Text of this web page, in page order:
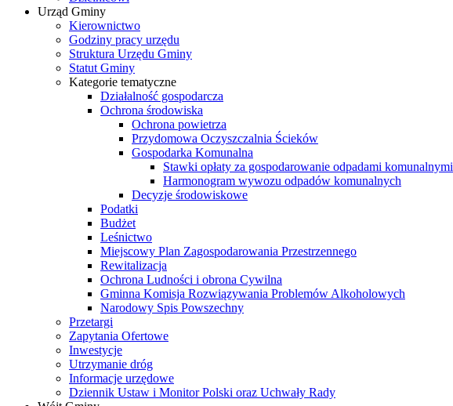
Urząd Gminy
Kierownictwo
Godziny pracy urzędu
Struktura Urzędu Gminy
Statut Gminy
Kategorie tematyczne
Działalność gospodarcza
Ochrona środowiska
Ochrona powietrza
Przydomowa Oczyszczalnia Ścieków
Gospodarka Komunalna
Stawki opłaty za gospodarowanie odpadami komunalnymi
Harmonogram wywozu odpadów komunalnych
Decyzje środowiskowe
Podatki
Budżet
Leśnictwo
Miejscowy Plan Zagospodarowania Przestrzennego
Rewitalizacja
Ochrona Ludności i obrona Cywilna
Gminna Komisja Rozwiązywania Problemów Alkoholowych
Narodowy Spis Powszechny
Przetargi
Zapytania Ofertowe
Inwestycje
Utrzymanie dróg
Informacje urzędowe
Dziennik Ustaw i Monitor Polski oraz Uchwały Rady